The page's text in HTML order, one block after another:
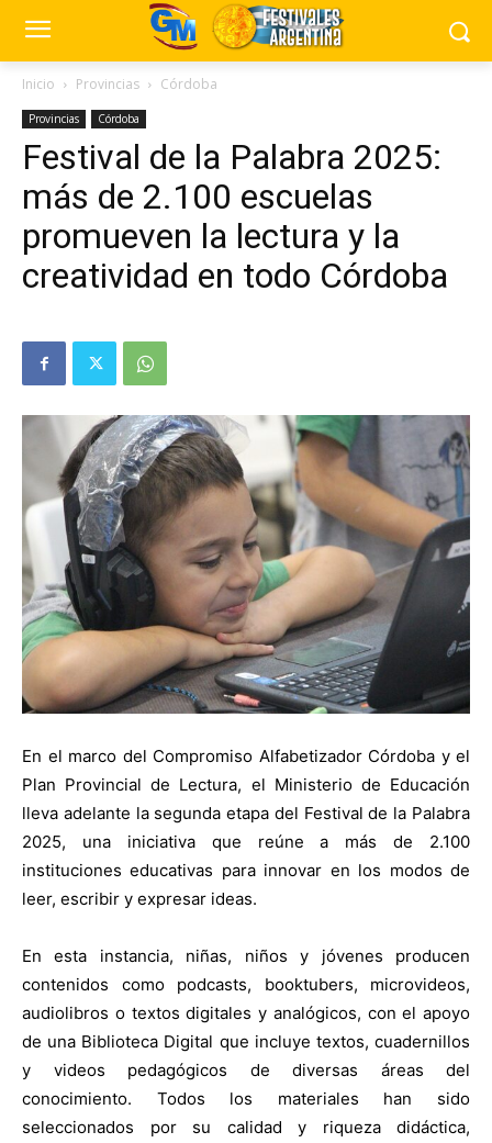
Inicio Provincias Córdoba
Provincias Córdoba
Festival de la Palabra 2025:
más de 2.100 escuelas
promueven la lectura y la
creatividad en todo Córdoba
En el marco del Compromiso Alfabetizador Córdoba y el
Plan Provincial de Lectura, el Ministerio de Educación
lleva adelante la segunda etapa del Festival de la Palabra
2025, una iniciativa que reúne a más de 2.100
instituciones educativas para innovar en los modos de
leer, escribir y expresar ideas.
En esta instancia, niñas, niños y jóvenes producen
contenidos como podcasts, booktubers, microvideos,
audiolibros o textos digitales y analógicos, con el apoyo
de una Biblioteca Digital que incluye textos, cuadernillos
y videos pedagógicos de diversas áreas del
conocimiento. Todos los materiales han sido
seleccionados por su calidad y riqueza didáctica,